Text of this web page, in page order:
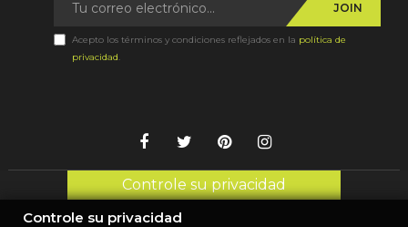
JOIN
Acepto los términos y condiciones reflejados en la política de
privacidad.
Controle su privacidad
Controle su privacidad